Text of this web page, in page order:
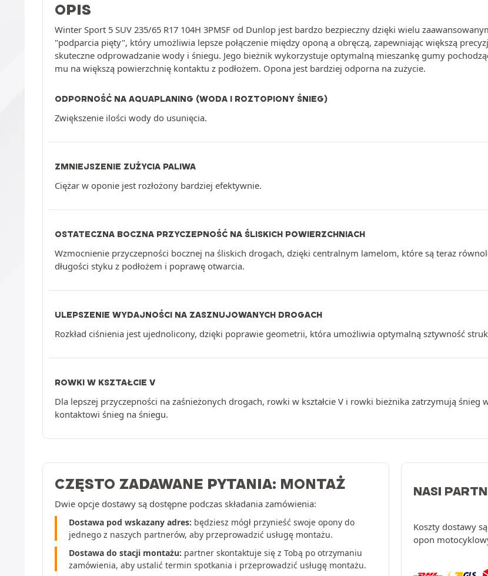
OPIS
Winter Sport 5 SUV 235/65 R17 104H 3PMSF od Dunlop jest bardzo bezpieczny dzięki wielu
"podparcia pięty", który umożliwia lepsze połączenie między oponą a obręczą, zapewniając większą
skuteczne odprowadzanie wody i śniegu. Jego bieżnik wykorzystuje optymalną mieszankę gumy
mu na większą powierzchnię kontaktu z podłożem. Opona jest bardziej odporna na zużycie.
ODPORNOŚĆ NA AQUAPLANING (WODA I ROZTOPIONY ŚNIEG)
Zwiększenie ilości wody do usunięcia.
ZMNIEJSZENIE ZUŻYCIA PALIWA
Ciężar w oponie jest rozłożony bardziej efektywnie.
OSTATECZNA BOCZNA PRZYCZEPNOŚĆ NA ŚLISKICH POWIERZCHNIACH
Wzmocnienie przyczepności bocznej na śliskich drogach, dzięki centralnym lamelom, które są teraz
długości styku z podłożem i poprawę otwarcia.
ULEPSZENIE WYDAJNOŚCI NA ZASZNUJOWANYCH DROGACH
Rozkład ciśnienia jest ujednolicony, dzięki poprawie geometrii, która umożliwia optymalną sztywność
ROWKI W KSZTAŁCIE V
Dla lepszej przyczepności na zaśnieżonych drogach, rowki w kształcie V i rowki bieżnika zatrzymują śnieg
kontaktowi śnieg na śniegu.
CZĘSTO ZADAWANE PYTANIA: MONTAŻ
Dwie opcje dostawy są dostępne podczas składania zamówienia:
Dostawa pod wskazany adres: będziesz mógł przynieść swoje opony do
jednego z naszych partnerów, aby przeprowadzić usługę montażu.
Dostawa do stacji montażu: partner skontaktuje się z Tobą po otrzymaniu
zamówienia, aby ustalić termin spotkania i przeprowadzić usługę montażu.
NASI
Koszty dostawy
opon